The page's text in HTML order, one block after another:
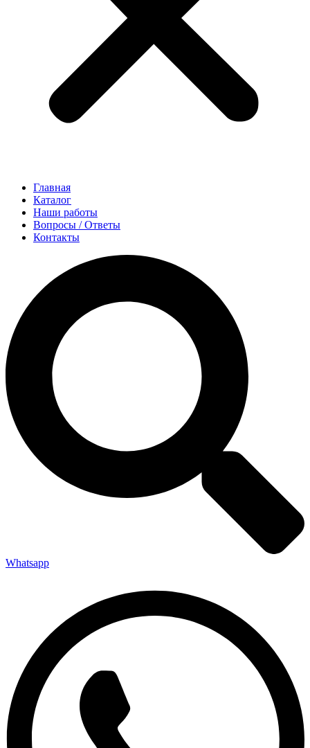
Главная
Каталог
Наши работы
Вопросы / Ответы
Контакты
Whatsapp